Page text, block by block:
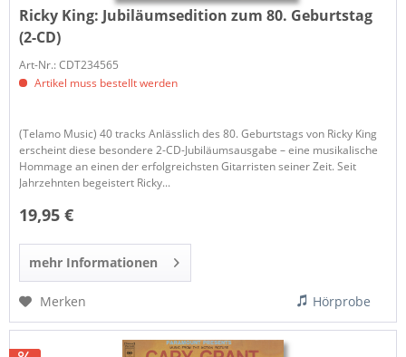
Ricky King: Jubiläumsedition zum 80. Geburtstag
(2-CD)
Art-Nr.: CDT234565
Artikel muss bestellt werden
(Telamo Music) 40 tracks Anlässlich des 80. Geburtstags von Ricky King
erscheint diese besondere 2-CD-Jubiläumsausgabe – eine musikalische
Hommage an einen der erfolgreichsten Gitarristen seiner Zeit. Seit
Jahrzehnten begeistert Ricky...
19,95 €
mehr Informationen
Merken Hörprobe